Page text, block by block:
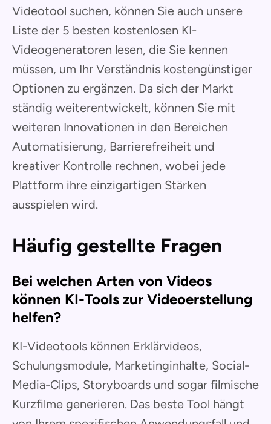
Videotool suchen, können Sie auch unsere
Liste der 5 besten kostenlosen KI-
Videogeneratoren lesen, die Sie kennen
müssen, um Ihr Verständnis kostengünstiger
Optionen zu ergänzen. Da sich der Markt
ständig weiterentwickelt, können Sie mit
weiteren Innovationen in den Bereichen
Automatisierung, Barrierefreiheit und
kreativer Kontrolle rechnen, wobei jede
Plattform ihre einzigartigen Stärken
ausspielen wird.
Häufig gestellte Fragen
Bei welchen Arten von Videos
können KI-Tools zur Videoerstellung
helfen?
KI-Videotools können Erklärvideos,
Schulungsmodule, Marketinginhalte, Social-
Media-Clips, Storyboards und sogar filmische
Kurzfilme generieren. Das beste Tool hängt